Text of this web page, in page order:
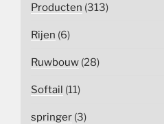
Producten (313)
Rijen (6)
Ruwbouw (28)
Softail (11)
springer (3)